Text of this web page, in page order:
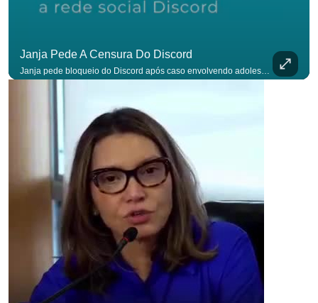
Janja Pede A Censura Do Discord
Janja pede bloqueio do Discord após caso envolvendo adolescente: “Precisamos tirar do ar”. #OAntagonista Se você busca informação com credibilidade, inscreva-se agora e ative o